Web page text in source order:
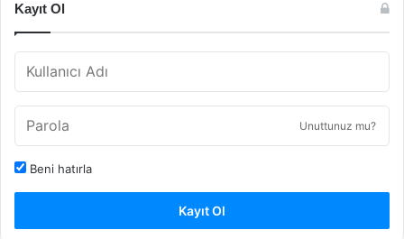
Kayıt Ol
Unuttunuz mu?
Beni hatırla
Kayıt Ol